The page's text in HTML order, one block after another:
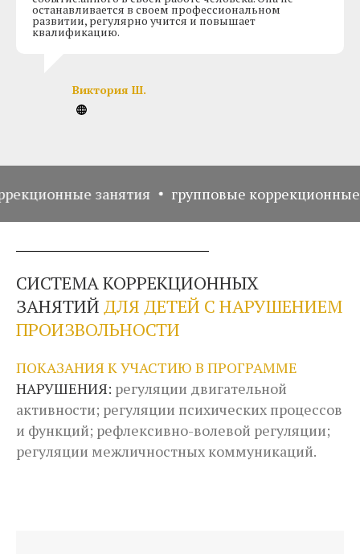
останавливается в своем профессиональном
развитии, регулярно учится и повышает
квалификацию.
Виктория Ш.
занятия групповые коррекционные
СИСТЕМА КОРРЕКЦИОННЫХ
ЗАНЯТИЙ ДЛЯ ДЕТЕЙ С НАРУШЕНИЕМ
ПРОИЗВОЛЬНОСТИ
ПОКАЗАНИЯ К УЧАСТИЮ В ПРОГРАММЕ
НАРУШЕНИЯ: регуляции двигательной
активности; регуляции психических процессов
и функций; рефлексивно-волевой регуляции;
регуляции межличностных коммуникаций.